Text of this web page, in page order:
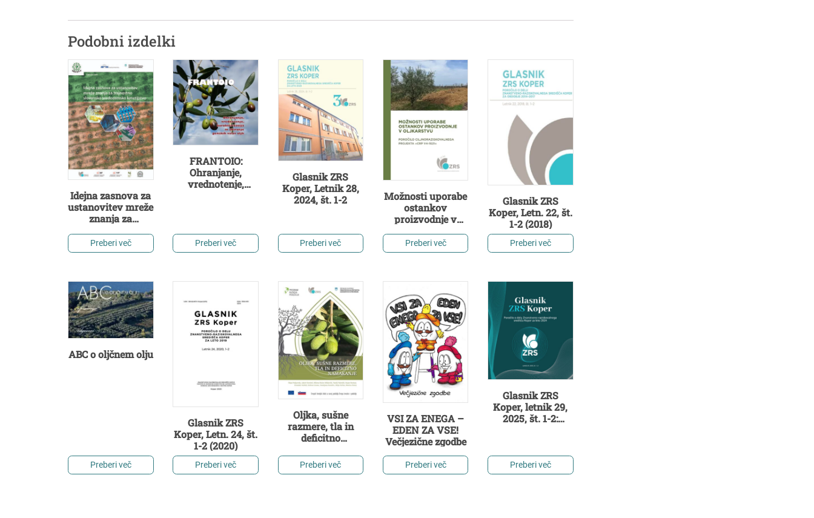
Podobni izdelki
Idejna zasnova za
ustanovitev mreže
znanja za
slovensko
sredozemsko
Preberi več
FRANTOIO:
Ohranjanje,
vrednotenje,
Preberi več
Glasnik ZRS
Koper, Letnik 28,
2024, št. 1-2
Preberi več
Možnosti uporabe
ostankov
proizvodnje v
Preberi več
Glasnik ZRS
Koper, Letn. 22, št.
1-2 (2018)
Preberi več
ABC o oljčnem olju
Preberi več
Glasnik ZRS
Koper, Letn. 24, št.
1-2 (2020)
Preberi več
Oljka, sušne
razmere, tla in
deficitno
Preberi več
VSI ZA ENEGA –
EDEN ZA VSE!
Večjezične zgodbe
Preberi več
Glasnik ZRS
Koper, letnik 29,
2025, št. 1-2:
raziskovalnega
središča Koper za
leto 2024
Preberi več